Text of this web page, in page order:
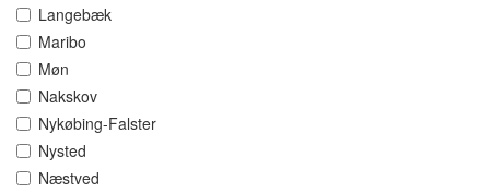
Langebæk
Maribo
Møn
Nakskov
Nykøbing-Falster
Nysted
Næstved